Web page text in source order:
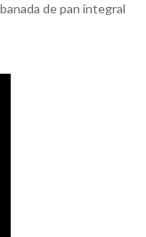
de pan integral